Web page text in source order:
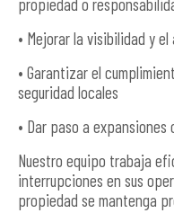
• Mejorar la visibilidad y
• Garantizar el
seguridad locales
• Dar paso a expansiones
Nuestro equipo trabaja
interrupciones en sus
propiedad se mantenga